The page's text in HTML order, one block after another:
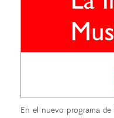
En el nuevo programa de